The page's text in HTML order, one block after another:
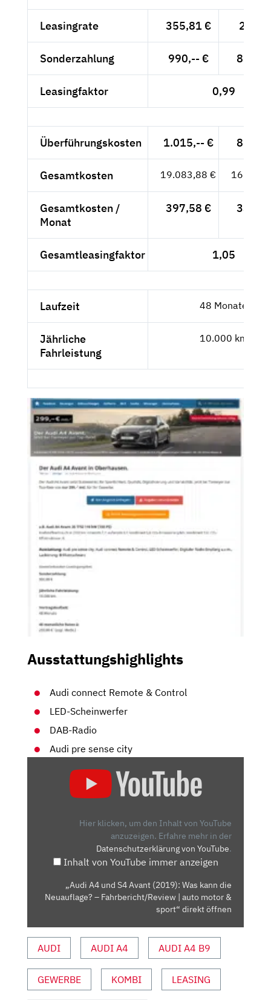
Leasingrate 355,81 €
Sonderzahlung 990,-- €
Leasingfaktor 0,99
Überführungskosten 1.015,-- €
Gesamtkosten 19.083,88 €
Gesamtkosten /
Monat
397,58 €
Gesamtleasingfaktor 1,05
Laufzeit 48 Monate
Jährliche
Fahrleistung
10.000 km
Ausstattungshighlights
Audi connect Remote & Control
LED-Scheinwerfer
DAB-Radio
Audi pre ­sense city
NEUAUFLAGE?
|
AUTO
MOTOR
Hier klicken, um den Inhalt von YouTube
anzuzeigen. Erfahre mehr in der
Datenschutzerklärung von YouTube.
Inhalt von YouTube immer anzeigen
„Audi A4 und S4 Avant (2019): Was kann die
Neuauflage? – Fahrbericht/Review | auto motor &
sport“ direkt öffnen
AUDI AUDI A4 AUDI A4 B9
GEWERBE KOMBI LEASING